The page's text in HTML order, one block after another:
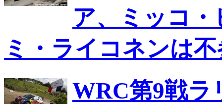
ア、ミッコ
ミ・ライコネンは
WRC第9戦ラ